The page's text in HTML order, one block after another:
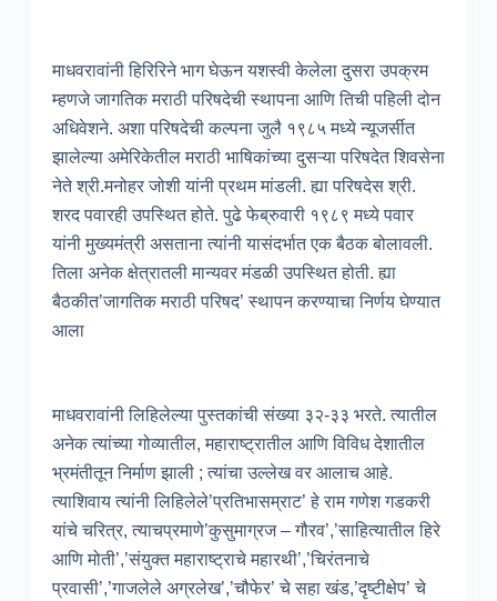
माधवरावांनी हिरिरिने भाग घेऊन यशस्वी केलेला दुसरा उपक्रम
म्हणजे जागतिक मराठी परिषदेची स्थापना आणि तिची पहिली दोन
अधिवेशने. अशा परिषदेची कल्पना जुलै १९८५ मध्ये न्यूजर्सीत
झालेल्या अमेरिकेतील मराठी भाषिकांच्या दुसऱ्या परिषदेत शिवसेना
नेते श्री.मनोहर जोशी यांनी प्रथम मांडली. ह्या परिषदेस श्री.
शरद पवारही उपस्थित होते. पुढे फेब्रुवारी १९८९ मध्ये पवार
यांनी मुख्यमंत्री असताना त्यांनी यासंदर्भात एक बैठक बोलावली.
तिला अनेक क्षेत्रातली मान्यवर मंडळी उपस्थित होती. ह्या
बैठकीत’जागतिक मराठी परिषद’ स्थापन करण्याचा निर्णय घेण्यात
आला
माधवरावांनी लिहिलेल्या पुस्तकांची संख्या ३२-३३ भरते. त्यातील
अनेक त्यांच्या गोव्यातील, महाराष्ट्रातील आणि विविध देशातील
भ्रमंतीतून निर्माण झाली ; त्यांचा उल्लेख वर आलाच आहे.
त्याशिवाय त्यांनी लिहिलेले’प्रतिभासम्राट’ हे राम गणेश गडकरी
यांचे चरित्र, त्याचप्रमाणे’कुसुमाग्रज – गौरव’,’साहित्यातील हिरे
आणि मोती’,’संयुक्त महाराष्ट्राचे महारथी’,’चिरंतनाचे
प्रवासी’,’गाजलेले अग्रलेख’,’चौफेर’ चे सहा खंड,’दृष्टीक्षेप’ चे